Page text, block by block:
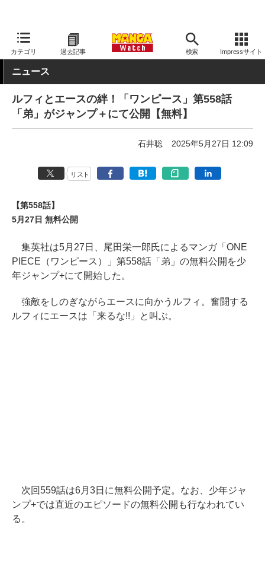
カテゴリ 過去記事 検索 Impressサイト
MANGA Watch 少年 ONE PIECE
ニュース
ルフィとエースの絆！「ワンピース」第558話
「弟」がジャンプ＋にて公開【無料】
石井聡 2025年5月27日 12:09
リスト
【第558話】
5月27日 無料公開
集英社は5月27日、尾田栄一郎氏によるマンガ「ONE
PIECE（ワンピース）」第558話「弟」の無料公開を少
年ジャンプ+にて開始した。
強敵をしのぎながらエースに向かうルフィ。奮闘する
ルフィにエースは「来るな!!」と叫ぶ。
次回559話は6月3日に無料公開予定。なお、少年ジャ
ンプ+では直近のエピソードの無料公開も行なわれてい
る。